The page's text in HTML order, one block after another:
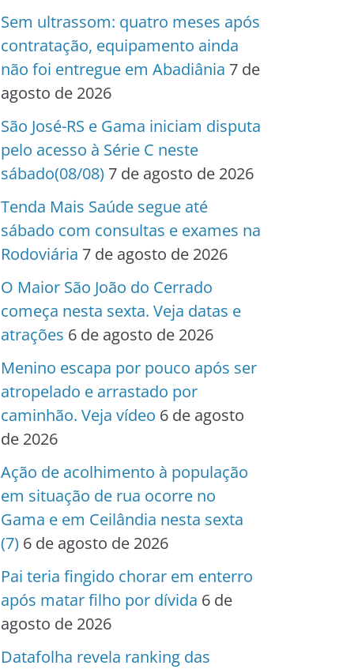
Sem ultrassom: quatro meses após
contratação, equipamento ainda
não foi entregue em Abadiânia 7 de
agosto de 2026
São José-RS e Gama iniciam disputa
pelo acesso à Série C neste
sábado(08/08) 7 de agosto de 2026
Tenda Mais Saúde segue até
sábado com consultas e exames na
Rodoviária 7 de agosto de 2026
O Maior São João do Cerrado
começa nesta sexta. Veja datas e
atrações 6 de agosto de 2026
Menino escapa por pouco após ser
atropelado e arrastado por
caminhão. Veja vídeo 6 de agosto
de 2026
Ação de acolhimento à população
em situação de rua ocorre no
Gama e em Ceilândia nesta sexta
(7) 6 de agosto de 2026
Pai teria fingido chorar em enterro
após matar filho por dívida 6 de
agosto de 2026
Datafolha revela ranking das